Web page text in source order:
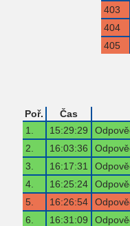
403
404
405
Poř.
Čas
1.
15:29:29
2.
16:03:36
3.
16:17:31
4.
16:25:24
5.
16:26:54
6.
16:31:09